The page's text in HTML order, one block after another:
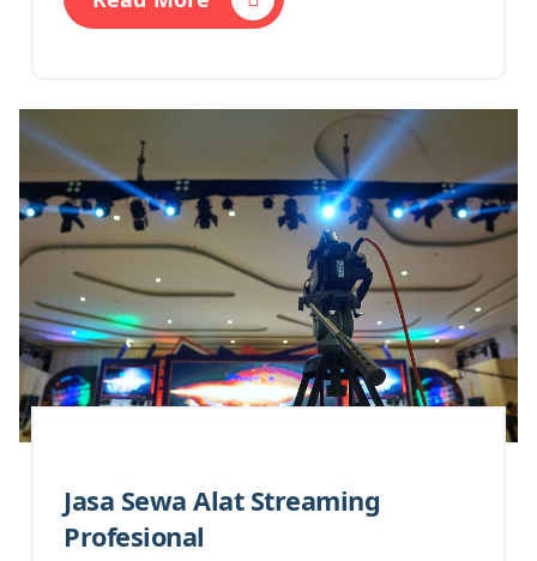
Jasa Sewa Alat Streaming
Profesional